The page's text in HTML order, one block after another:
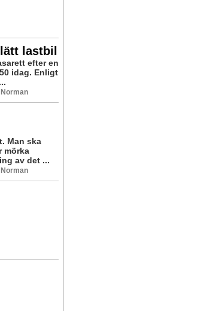
lastbil
efter en
idag. Enligt
Man ska
mörka
av det ...